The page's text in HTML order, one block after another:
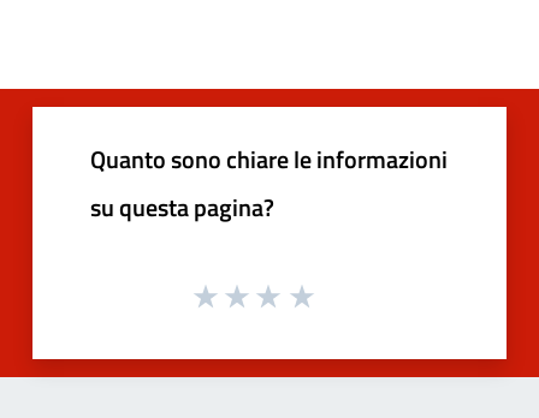
Quanto sono chiare le informazioni
su questa pagina?